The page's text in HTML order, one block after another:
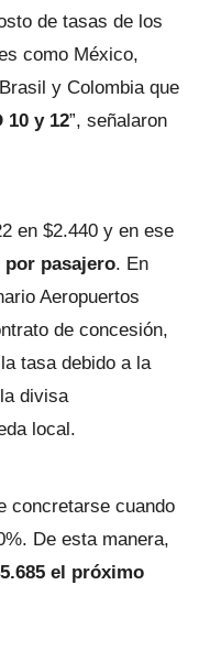
de tasas de los
como México,
y Colombia que
10 y 12”, señalaron
en $2.440 y en ese
por pasajero. En
Aeropuertos
de concesión,
tasa debido a la
divisa
local.
concretarse cuando
De esta manera,
el próximo